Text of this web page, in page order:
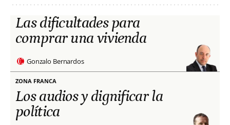
Las dificultades para
comprar una vivienda
Gonzalo Bernardos
ZONA FRANCA
Los audios y dignificar la
política